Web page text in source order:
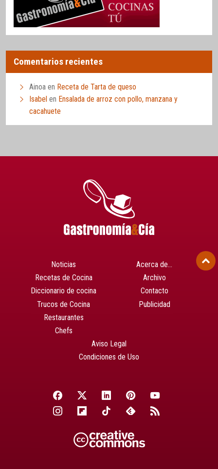
Comentarios recientes
Ainoa en Receta de Tarta de queso
Isabel en Ensalada de arroz con pollo, manzana y
cacahuete
Noticias
Recetas de Cocina
Diccionario de cocina
Trucos de Cocina
Restaurantes
Chefs
Acerca de…
Archivo
Contacto
Publicidad
Aviso Legal
Condiciones de Uso